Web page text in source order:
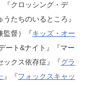
『クロッシング・デ
たちのいるところ』
監督）『キッズ・オー
ート&ナイト』『マー
ックス依存症』『グラ
』『フォックスキャッ